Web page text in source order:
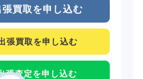
買取を申し込む
張買取を申し込む
張査定を申し込む